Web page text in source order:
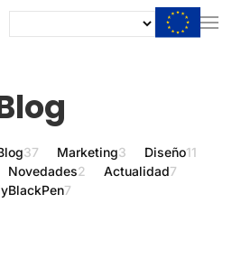
37 Marketing3 Diseño11
Novedades2 Actualidad7
7